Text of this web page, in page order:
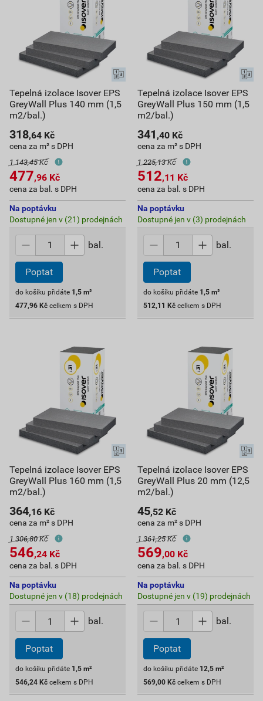
Tepelná izolace Isover EPS
GreyWall Plus 140 mm (1,5
m2/bal.)
318,64 Kč
cena za m² s DPH
1 143,45 Kč
477,96 Kč
cena za bal. s DPH
Na poptávku
Dostupné jen v (21) prodejnách
bal.
Poptat
do košíku přidáte 1,5 m²
477,96 Kč celkem s DPH
Tepelná izolace Isover EPS
GreyWall Plus 150 mm (1,5
m2/bal.)
341 ,40 Kč
cena za m² s DPH
1 225,13 Kč
512,11 Kč
cena za bal. s DPH
Na poptávku
Dostupné jen v (3) prodejnách
bal.
Poptat
do košíku přidáte 1,5 m²
512,11 Kč celkem s DPH
Tepelná izolace Isover EPS
GreyWall Plus 160 mm (1,5
m2/bal.)
364,16 Kč
cena za m² s DPH
1 306,80 Kč
546,24 Kč
cena za bal. s DPH
Na poptávku
Dostupné jen v (18) prodejnách
bal.
Poptat
do košíku přidáte 1,5 m²
546,24 Kč celkem s DPH
Tepelná izolace Isover EPS
GreyWall Plus 20 mm (12,5
m2/bal.)
45,52 Kč
cena za m² s DPH
1 361,25 Kč
569,00 Kč
cena za bal. s DPH
Na poptávku
Dostupné jen v (19) prodejnách
bal.
Poptat
do košíku přidáte 12,5 m²
569,00 Kč celkem s DPH